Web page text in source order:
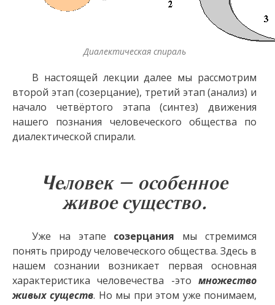
Диалектическая спираль
В настоящей лекции далее мы рассмотрим
второй этап (созерцание), третий этап (анализ) и
начало четвёртого этапа (синтез) движения
нашего познания человеческого общества по
диалектической спирали.
Человек – особенное
живое существо.
Уже на этапе созерцания мы стремимся
понять природу человеческого общества. Здесь в
нашем сознании возникает первая основная
характеристика человечества -это множество
живых существ. Но мы при этом уже понимаем,